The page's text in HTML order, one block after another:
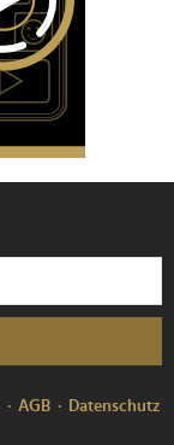
AGB
Datenschutz